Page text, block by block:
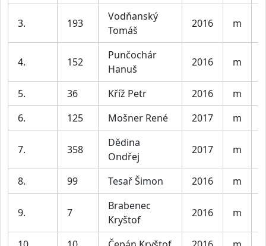
3. 193
Vodňanský
Tomáš
2016 m
4. 152
Punčochár
Hanuš
2016 m
5. 36 Kříž Petr 2016 m
6.
125 Mošner René 2017 m
7. 358
Dědina
Ondřej
2017 m
8. 99 Tesař Šimon 2016 m
9. 7
Brabenec
Kryštof
2016 m